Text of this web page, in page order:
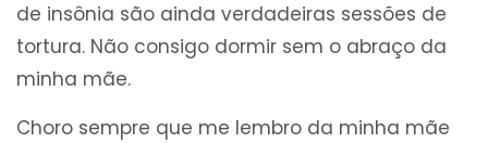
de insônia são ainda verdadeiras sessões de
tortura. Não consigo dormir sem o abraço da
minha mãe.
Choro sempre que me lembro da minha mãe